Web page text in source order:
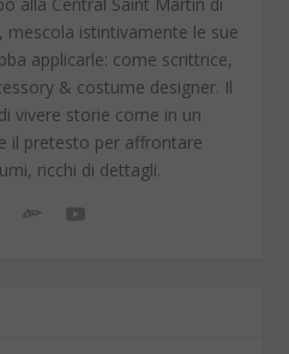
alla Central Saint Martin di
mescola istintivamente le sue
applicarle: come scrittrice,
& costume designer. Il
vivere storie come in un
il pretesto per affrontare
ricchi di dettagli.